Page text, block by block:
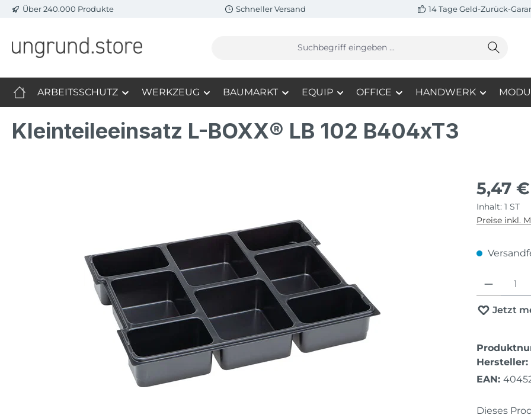
Hauptinhalt springen
Zur Suche springen
Zur Hauptnavigation springen
Über 240.000 Produkte Schneller Versand 14 Tage Geld-Zurück-
ARBEITSSCHUTZ WERKZEUG BAUMARKT EQUIP OFFICE HANDWERK
Kleinteileeinsatz L-BOXX® LB 102 B404xT3
5,47 €
Inhalt: 1 ST
Preise inkl.
Produkt
Jetzt
Hersteller:
EAN:
Dieses